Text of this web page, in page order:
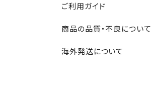
ご利用ガイド
商品の品質・不良について
海外発送について